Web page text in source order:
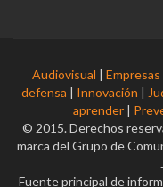
Audiovisual |
defensa | Innovación |
aprender |
© 2015. Derechos
marca del Grupo de
Fuente principal de